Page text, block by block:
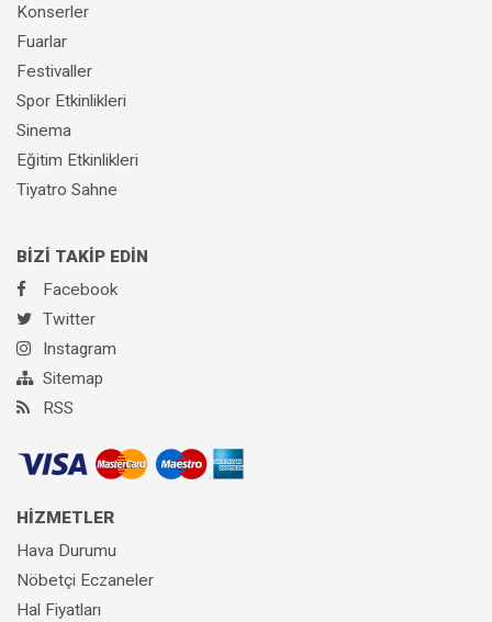
Konserler
Fuarlar
Festivaller
Spor Etkinlikleri
Sinema
Eğitim Etkinlikleri
Tiyatro Sahne
BİZİ TAKİP EDİN
Facebook
Twitter
Instagram
Sitemap
RSS
HİZMETLER
Hava Durumu
Nöbetçi Eczaneler
Hal Fiyatları